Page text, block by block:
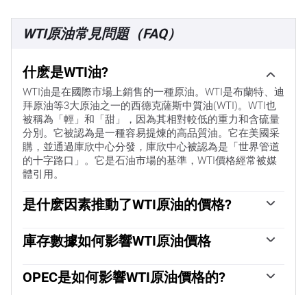
WTI原油常見問題（FAQ）
什麽是WTI油?
WTI油是在國際市場上銷售的一種原油。WTI是布蘭特、迪
拜原油等3大原油之一的西德克薩斯中質油(WTI)。WTI也
被稱為「輕」和「甜」，因為其相對較低的重力和含硫量
分別。它被認為是一種容易提煉的高品質油。它在美國采
購，並通過庫欣中心分發，庫欣中心被認為是「世界管道
的十字路口」。它是石油市場的基準，WTI價格經常被媒
體引用。
是什麽因素推動了WTI原油的價格?
素。因此，全球增長可以成為需求增長的驅動力，反之亦
然，導致全球增長疲軟。政治不穩定、戰爭和製裁可能會
(OPEC)的決定是油價的另一個關鍵驅動因素。美元的價值
庫存數據如何影響WTI原油價格
報告影響著WTI原油的價格。庫存的變化反映了供需的波
動。如果數據顯示庫存下降，則可能表明需求增加，從而
OPEC是如何影響WTI原油價格的?